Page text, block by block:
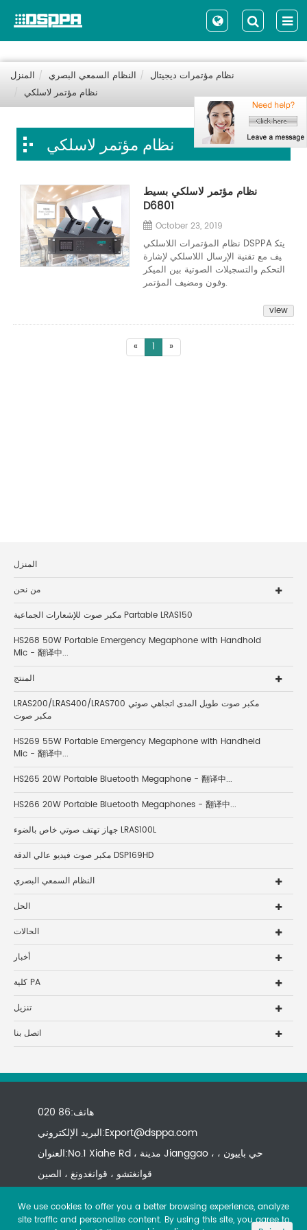
المنزل النظام السمعي البصري
نظام مؤتمرات ديجيتال
نظام مؤتمر لاسلكي
نظام مؤتمر لاسلكي
نظام مؤتمر لاسلكي بسيط
D6801
October 23, 2019
نظام المؤتمرات اللاسلكي DSPPA يتك
يف مع تقنية الإرسال اللاسلكي لإشارة
التحكم والتسجيلات الصوتية بين الميكر
وفون ومضيف المؤتمر.
view
« 1 »
المنزل
من نحن
مكبر صوت للإشعارات الجماعية Partable LRAS150
HS268 50W Portable Emergency Megaphone with Handhold
Mic - 翻译中...
المنتج
LRAS200/LRAS400/LRAS700 مكبر صوت طويل المدى اتجاهي صوتي
مكبر صوت
HS269 55W Portable Emergency Megaphone with Handheld
Mic - 翻译中...
HS265 20W Portable Bluetooth Megaphone - 翻译中...
HS266 20W Portable Bluetooth Megaphones - 翻译中...
جهاز تهتف صوتي خاص بالضوء LRAS100L
مكبر صوت فيديو عالي الدقة DSP169HD
النظام السمعي البصري
الحل
الحالات
أخبار
كلية PA
تنزيل
اتصل بنا
هاتف:86 020
البريد الإلكتروني:Export@dsppa.com
العنوان:No.1 Xiahe Rd ، مدينة Jianggao ، حي باييون ،
قوانغتشو ، قوانغدونغ ، الصين
We use cookies to offer you a better browsing experience, analyze
site traffic and personalize content. By using this site, you agree to